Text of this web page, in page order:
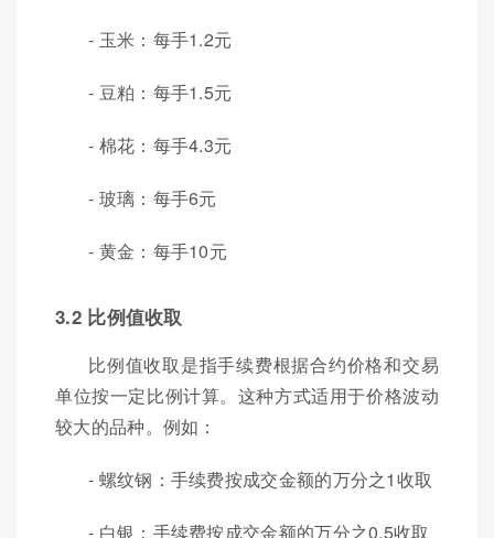
- 玉米：每手1.2元
- 豆粕：每手1.5元
- 棉花：每手4.3元
- 玻璃：每手6元
- 黄金：每手10元
3.2 比例值收取
比例值收取是指手续费根据合约价格和交易
单位按一定比例计算。这种方式适用于价格波动
较大的品种。例如：
- 螺纹钢：手续费按成交金额的万分之1收取
- 白银：手续费按成交金额的万分之0.5收取